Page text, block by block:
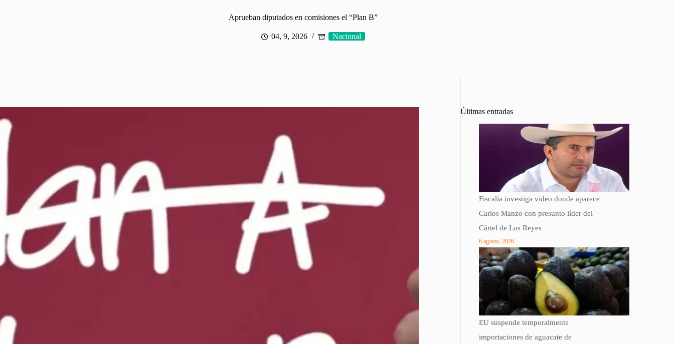
Aprueban diputados en comisiones el “Plan B”
04, 9, 2026 Nacional
Últimas entradas
Fiscalía investiga video donde aparece
Carlos Manzo con presunto líder del
Cártel de Los Reyes
6 agosto, 2026
EU suspende temporalmente
importaciones de aguacate de